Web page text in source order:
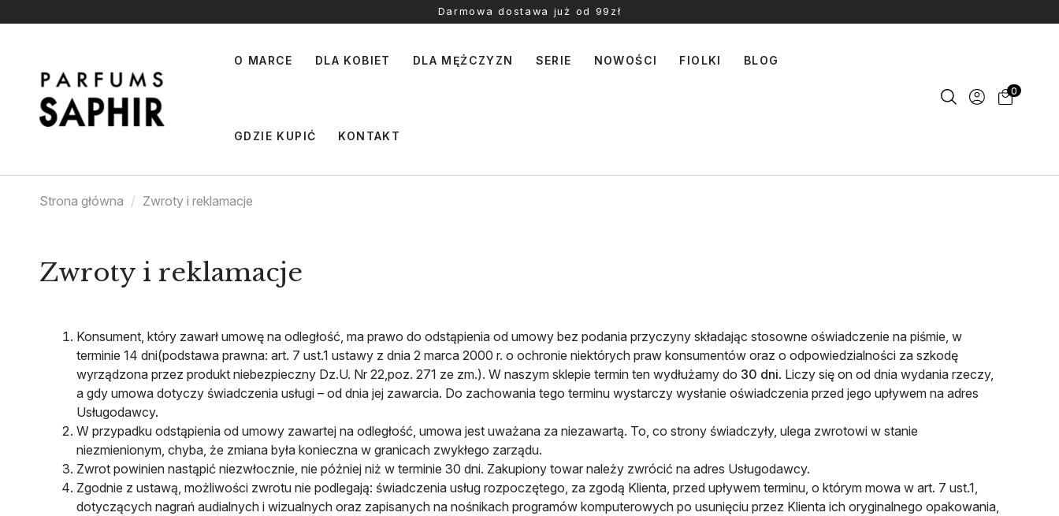
Darmowa dostawa już od 99zł
O MARCE DLA KOBIET DLA MĘŻCZYZN SERIE NOWOŚCI FIOLKI BLOG
GDZIE KUPIĆ KONTAKT
0
Strona główna Zwroty i reklamacje
Zwroty i reklamacje
Konsument, który zawarł umowę na odległość, ma prawo do odstąpienia od umowy bez podania przyczyny składając stosowne oświadczenie na piśmie, w
terminie 14 dni(podstawa prawna: art. 7 ust.1 ustawy z dnia 2 marca 2000 r. o ochronie niektórych praw konsumentów oraz o odpowiedzialności za szkodę
wyrządzona przez produkt niebezpieczny Dz.U. Nr 22,poz. 271 ze zm.). W naszym sklepie termin ten wydłużamy do 30 dni. Liczy się on od dnia wydania rzeczy,
a gdy umowa dotyczy świadczenia usługi – od dnia jej zawarcia. Do zachowania tego terminu wystarczy wysłanie oświadczenia przed jego upływem na adres
Usługodawcy.
W przypadku odstąpienia od umowy zawartej na odległość, umowa jest uważana za niezawartą. To, co strony świadczyły, ulega zwrotowi w stanie
niezmienionym, chyba, że zmiana była konieczna w granicach zwykłego zarządu.
Zwrot powinien nastąpić niezwłocznie, nie później niż w terminie 30 dni. Zakupiony towar należy zwrócić na adres Usługodawcy.
Zgodnie z ustawą, możliwości zwrotu nie podlegają: świadczenia usług rozpoczętego, za zgodą Klienta, przed upływem terminu, o którym mowa w art. 7 ust.1,
dotyczących nagrań audialnych i wizualnych oraz zapisanych na nośnikach programów komputerowych po usunięciu przez Klienta ich oryginalnego opakowania,